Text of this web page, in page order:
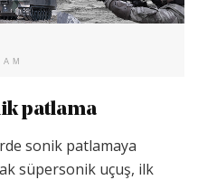
patlama
sonik patlamaya
süpersonik uçuş, ilk